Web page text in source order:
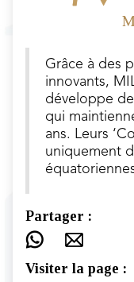
Grâce à des
innovants,
développe
qui
ans. Leurs
uniquement
Partager :
Visiter la page :